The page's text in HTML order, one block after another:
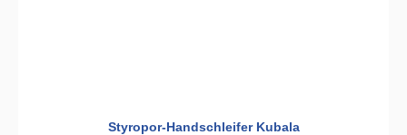
Styropor-Handschleifer Kubala